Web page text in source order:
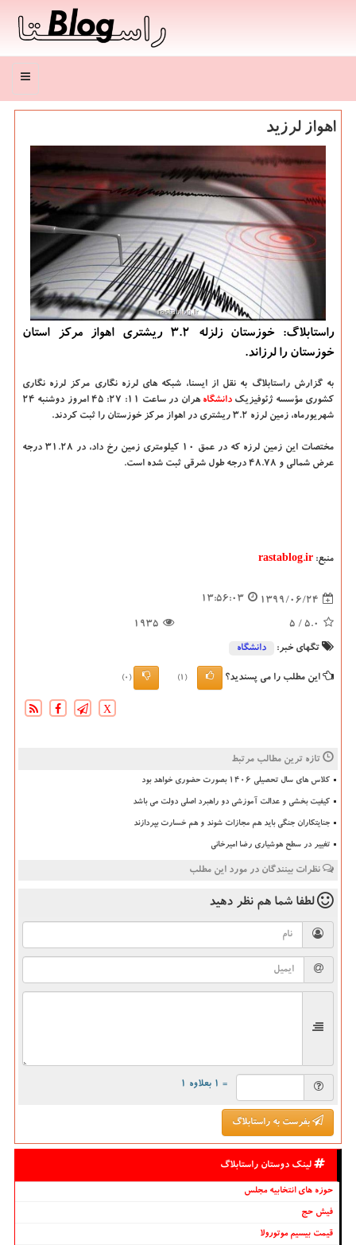
منو
اهواز لرزید
راستابلاگ: خوزستان زلزله ۳.۲ ریشتری اهواز مركز استان
خوزستان را لرزاند.
به گزارش راستابلاگ به نقل از ایسنا، شبکه های لرزه نگاری مرکز لرزه نگاری
کشوری مؤسسه ژئوفیزیک دانشگاه‌
هران در ساعت ۱۱: ۲۷: ۴۵ امروز دوشنبه ۲۴
شهریورماه، زمین لرزه ۳.۲ ریشتری در اهواز مرکز خوزستان را ثبت کردند.
مختصات این زمین لرزه که در عمق ۱۰ کیلومتری زمین رخ داد، در ۳۱.۲۸ درجه
عرض شمالی و ۴۸.۷۸ درجه طول شرقی ثبت شده است.
منبع: rastablog.ir
1399/06/24
13:56:03
5.0
/ 5
1935
تگهای خبر: دانشگاه‌
این مطلب را می پسندید؟ (1)
(0)
X
تازه ترین مطالب مرتبط
کلاس های سال تحصیلی ۱۴۰۶ بصورت حضوری خواهد بود
کیفیت بخشی و عدالت آموزشی دو راهبرد اصلی دولت می باشد
جنایتکاران جنگی باید هم مجازات شوند و هم خسارت بپردازند
تغییر در سطح هوشیاری رضا امیرخانی
نظرات بینندگان در مورد این مطلب
لطفا شما هم نظر دهید
= ۱ بعلاوه ۱
بفرست به راستابلاگ
لینک دوستان راستابلاگ
حوزه های انتخابیه مجلس
فیش حج
قیمت بیسیم موتورولا